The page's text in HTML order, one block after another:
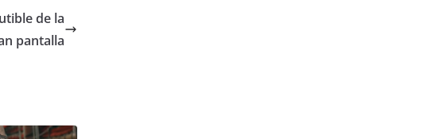
de la
pantalla